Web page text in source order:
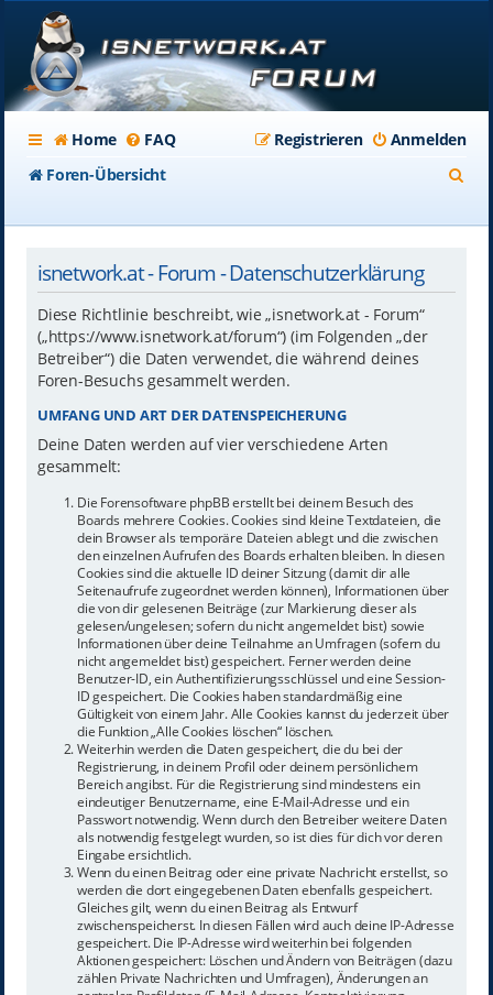
Home FAQ Anmelden
Registrieren
Foren-Übersicht
isnetwork.at - Forum - Datenschutzerklärung
Diese Richtlinie beschreibt, wie „isnetwork.at - Forum“
(„https://www.isnetwork.at/forum“) (im Folgenden „der
Betreiber“) die Daten verwendet, die während deines
Foren-Besuchs gesammelt werden.
UMFANG UND ART DER DATENSPEICHERUNG
Deine Daten werden auf vier verschiedene Arten
gesammelt:
Die Forensoftware phpBB erstellt bei deinem Besuch des
Boards mehrere Cookies. Cookies sind kleine Textdateien, die
dein Browser als temporäre Dateien ablegt und die zwischen
den einzelnen Aufrufen des Boards erhalten bleiben. In diesen
Cookies sind die aktuelle ID deiner Sitzung (damit dir alle
Seitenaufrufe zugeordnet werden können), Informationen über
die von dir gelesenen Beiträge (zur Markierung dieser als
gelesen/ungelesen; sofern du nicht angemeldet bist) sowie
Informationen über deine Teilnahme an Umfragen (sofern du
nicht angemeldet bist) gespeichert. Ferner werden deine
Benutzer-ID, ein Authentifizierungsschlüssel und eine Session-
ID gespeichert. Die Cookies haben standardmäßig eine
Gültigkeit von einem Jahr. Alle Cookies kannst du jederzeit über
die Funktion „Alle Cookies löschen“ löschen.
Weiterhin werden die Daten gespeichert, die du bei der
Registrierung, in deinem Profil oder deinem persönlichem
Bereich angibst. Für die Registrierung sind mindestens ein
eindeutiger Benutzername, eine E-Mail-Adresse und ein
Passwort notwendig. Wenn durch den Betreiber weitere Daten
als notwendig festgelegt wurden, so ist dies für dich vor deren
Eingabe ersichtlich.
Wenn du einen Beitrag oder eine private Nachricht erstellst, so
werden die dort eingegebenen Daten ebenfalls gespeichert.
Gleiches gilt, wenn du einen Beitrag als Entwurf
zwischenspeicherst. In diesen Fällen wird auch deine IP-Adresse
gespeichert. Die IP-Adresse wird weiterhin bei folgenden
Aktionen gespeichert: Löschen und Ändern von Beiträgen (dazu
zählen Private Nachrichten und Umfragen), Änderungen an